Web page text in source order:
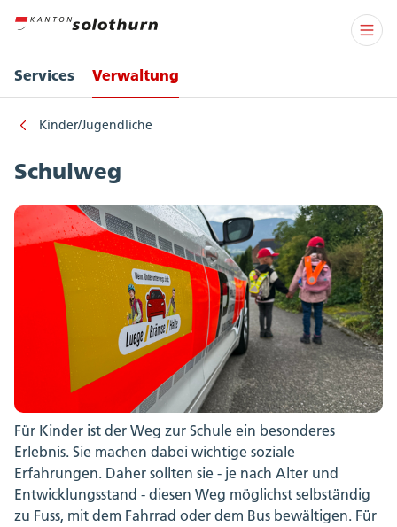
Services Verwaltung
Kinder/Jugendliche
Schulweg
Für Kinder ist der Weg zur Schule ein besonderes
Erlebnis. Sie machen dabei wichtige soziale
Erfahrungen. Daher sollten sie - je nach Alter und
Entwicklungsstand - diesen Weg möglichst selbständig
zu Fuss, mit dem Fahrrad oder dem Bus bewältigen. Für